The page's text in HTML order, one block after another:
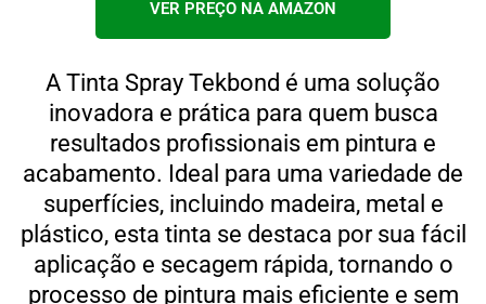
VER PREÇO NA AMAZON
A Tinta Spray Tekbond é uma solução
inovadora e prática para quem busca
resultados profissionais em pintura e
acabamento. Ideal para uma variedade de
superfícies, incluindo madeira, metal e
plástico, esta tinta se destaca por sua fácil
aplicação e secagem rápida, tornando o
processo de pintura mais eficiente e sem